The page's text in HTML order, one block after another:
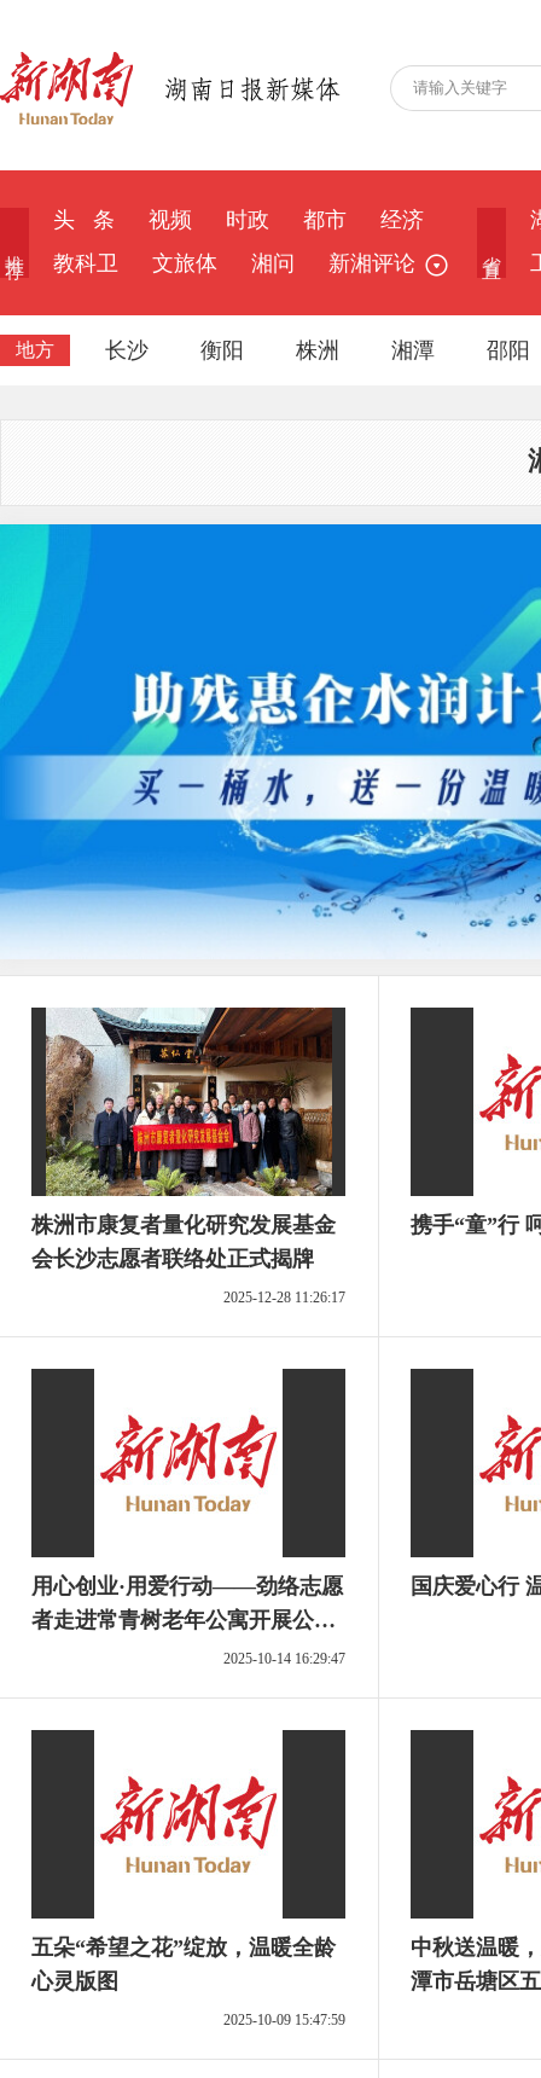
头 条 视频 时政 都市
经济
教科卫
文旅体 湘问 新湘评论
地方 长沙 衡阳 株洲 湘潭 邵阳
株洲市康复者量化研究发展基金
会长沙志愿者联络处正式揭牌
2025-12-28 11:26:17
携
用心创业·用爱行动——劲络志愿
者走进常青树老年公寓开展公益
2025-10-14 16:29:47
国庆爱心行
五朵“希望之花”绽放，温暖全龄
心灵版图
2025-10-09 15:47:59
中秋送温暖
潭市岳塘区